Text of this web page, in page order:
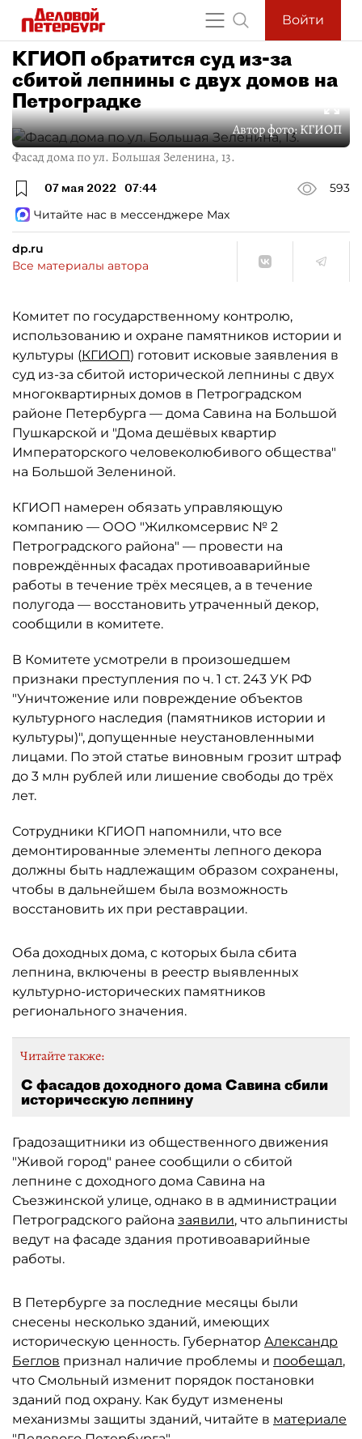
Войти
КГИОП обратится суд из-за
сбитой лепнины с двух домов на
Петроградке
Автор фото:КГИОП
Фасад дома по ул. Большая Зеленина, 13.
07 мая 2022 07:44
593
Читайте нас в мессенджере Max
dp.ru
Все материалы автора
Комитет по государственному контролю,
использованию и охране памятников истории и
культуры (КГИОП) готовит исковые заявления в
суд из-за сбитой исторической лепнины с двух
многоквартирных домов в Петроградском
районе Петербурга — дома Савина на Большой
Пушкарской и "Дома дешёвых квартир
Императорского человеколюбивого общества"
на Большой Зелениной.
КГИОП намерен обязать управляющую
компанию — ООО "Жилкомсервис № 2
Петроградского района" — провести на
повреждённых фасадах противоаварийные
работы в течение трёх месяцев, а в течение
полугода — восстановить утраченный декор,
сообщили в комитете.
В Комитете усмотрели в произошедшем
признаки преступления по ч. 1 ст. 243 УК РФ
"Уничтожение или повреждение объектов
культурного наследия (памятников истории и
культуры)", допущенные неустановленными
лицами. По этой статье виновным грозит штраф
до 3 млн рублей или лишение свободы до трёх
лет.
Сотрудники КГИОП напомнили, что все
демонтированные элементы лепного декора
должны быть надлежащим образом сохранены,
чтобы в дальнейшем была возможность
восстановить их при реставрации.
Оба доходных дома, с которых была сбита
лепнина, включены в реестр выявленных
культурно-исторических памятников
регионального значения.
Читайте также:
С фасадов доходного дома Савина сбили
историческую лепнину
Градозащитники из общественного движения
"Живой город" ранее сообщили о сбитой
лепнине с доходного дома Савина на
Съезжинской улице, однако в в администрации
Петроградского района заявили, что альпинисты
ведут на фасаде здания противоаварийные
работы.
В Петербурге за последние месяцы были
снесены несколько зданий, имеющих
историческую ценность. Губернатор Александр
Беглов признал наличие проблемы и пообещал,
что Смольный изменит порядок постановки
зданий под охрану. Как будут изменены
механизмы защиты зданий, читайте в материале